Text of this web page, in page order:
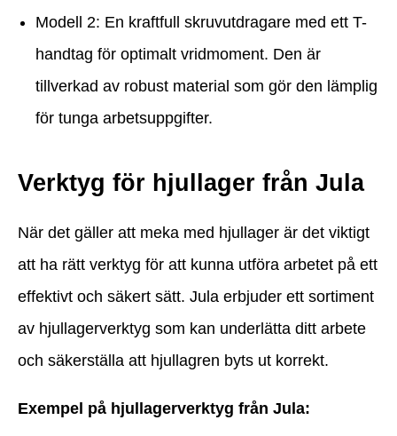
Modell 2: En kraftfull skruvutdragare med ett T-
handtag för optimalt vridmoment. Den är
tillverkad av robust material som gör den lämplig
för tunga arbetsuppgifter.
Verktyg för hjullager från Jula
När det gäller att meka med hjullager är det viktigt
att ha rätt verktyg för att kunna utföra arbetet på ett
effektivt och säkert sätt. Jula erbjuder ett sortiment
av hjullagerverktyg som kan underlätta ditt arbete
och säkerställa att hjullagren byts ut korrekt.
Exempel på hjullagerverktyg från Jula: